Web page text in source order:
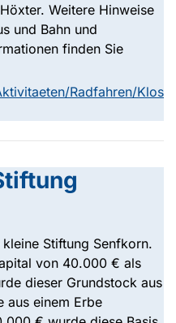
Weitere Hinweise
und Bahn und
finden Sie
Radfahren/Klos
Stiftung Senfkorn.
von 40.000 € als
dieser Grundstock aus
aus einem Erbe